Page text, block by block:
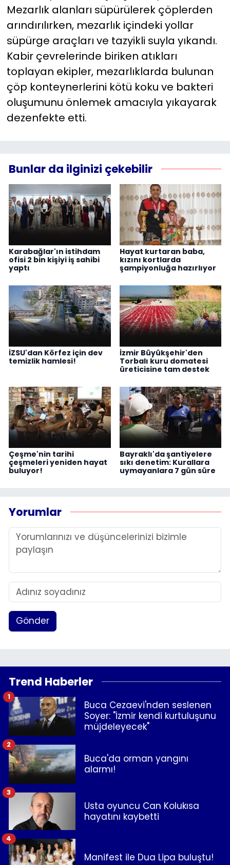
Mezarlık alanları süpürülerek çöplerden
arındırılırken, mezarlık içindeki yollar
süpürge araçları ve tazyikli suyla yıkandı.
Kabir çevrelerinde biriken atıkları
toplayan ekipler, mezarlıklarda bulunan
çöp konteynerlerini kötü koku ve bakteri
oluşumunu önlemek amacıyla yıkayarak
dezenfekte etti.
Bunlar da ilginizi çekebilir
Karabağlar'ın istihdam
ofisi 2 bin kişiyi iş sahibi
yaptı
Hayat kurtaran baba,
kızını kortlarda
şampiyonluğa hazırlıyor
İZSU'dan Körfez için dev
temizlik hamlesi!
İzmir Büyükşehir'den
Torbalı kuru domatesi
üreticisine tam destek
Çeşme'nin tarihi
çeşmeleri yeniden hayat
buluyor!
Bayraklı'da şantiyelere
sıkı denetim: Kurallara
uymayanlara 7 gün süre
Yorumlar
Gönder
Trend Haberler
Buca Cezaevi'nden seslenen
Soyer: "İzmir kendi kurtuluşunu
müjdeleyecek"
1
Buca'da orman yangını
alarmı!
2
Usta oyuncu Can Kolukısa
hayatını kaybetti
3
Manifest ile Dua Lipa buluştu!
4